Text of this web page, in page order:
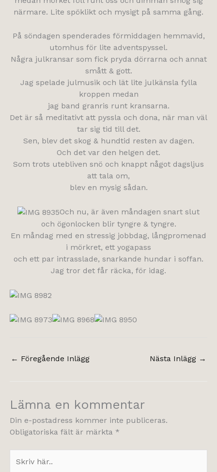
närmare. Lite spöklikt och mysigt på samma gång.
På söndagen spenderades förmiddagen hemmavid,
utomhus för lite adventspyssel.
Några julkransar som fick pryda dörrarna och annat
smått & gott.
Jag spelade julmusik och lät lite julkänsla fylla
kroppen medan
jag band granris runt kransarna.
Det är så meditativt att pyssla och dona, när man väl
tar sig tid till det.
Sen, blev det skog & hundtid resten av dagen.
Och det var den helgen det.
Som trots utebliven snö och knappt något dagsljus
att tala om,
blev en mysig sådan.
Och nu, är även måndagen snart slut
och ögonlocken blir tyngre & tyngre.
En måndag med en stressig jobbdag, långpromenad
i mörkret, ett yogapass
och ett par intrasslade, snarkande hundar i soffan.
Jag tror det får räcka, för idag.
← Föregående Inlägg Nästa Inlägg →
Lämna en kommentar
Din e-postadress kommer inte publiceras.
Obligatoriska fält är märkta *
här..